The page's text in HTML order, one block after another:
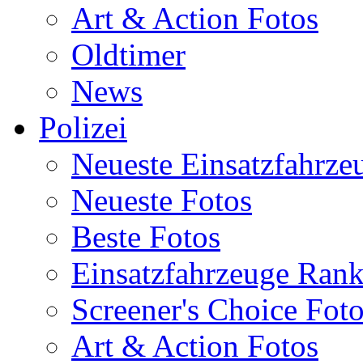
Art & Action Fotos
Oldtimer
News
Polizei
Neueste
Neueste Fotos
Beste Fotos
Einsatzfahrzeuge
Screener's Choice
Art & Action Fotos